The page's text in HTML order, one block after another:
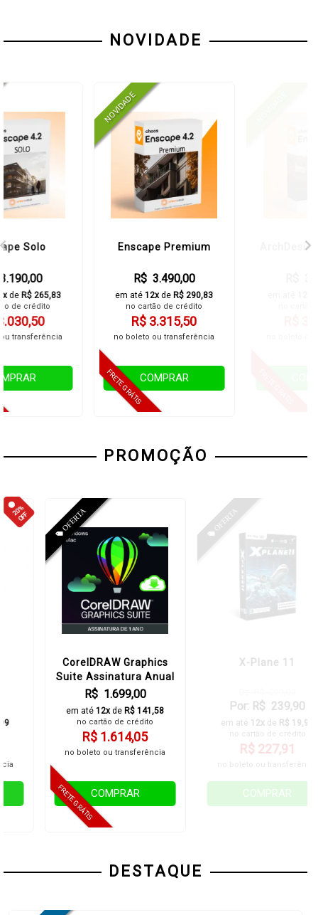
NOVIDADE
Enscape Premium
em até12x R$ 290,83
no cartão de crédito
no boleto ou transferência
COMPRAR
ArchDesign Collection
em até12x
no cartão de crédito
no boleto ou transferência
PROMOÇÃO
CorelDRAW Graphics
Suite Assinatura Anual
R$ 1.699,00
12xdeR$ 141,58
no cartão de crédito
R$ 1.614,05
no boleto ou transferência
COMPRAR
X-Plane 11
Por: R$ 239,90
12xdeR$ 19,99
no cartão de crédito
R$ 227,91
no boleto ou transferência
COMPRAR
DESTAQUE